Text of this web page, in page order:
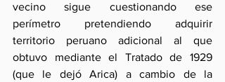
vecino sigue cuestionando ese
perímetro pretendiendo adquirir
territorio peruano adicional al que
obtuvo mediante el Tratado de 1929
(que le dejó Arica) a cambio de la